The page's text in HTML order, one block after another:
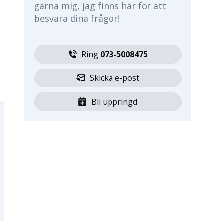
gärna mig, jag finns här för att
besvara dina frågor!
Ring 073-5008475
Skicka e-post
Bli uppringd